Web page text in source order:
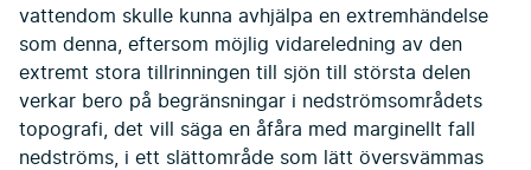
vattendom skulle kunna avhjälpa en extremhändelse
som denna, eftersom möjlig vidareledning av den
extremt stora tillrinningen till sjön till största delen
verkar bero på begränsningar i nedströmsområdets
topografi, det vill säga en åfåra med marginellt fall
nedströms, i ett slättområde som lätt översvämmas